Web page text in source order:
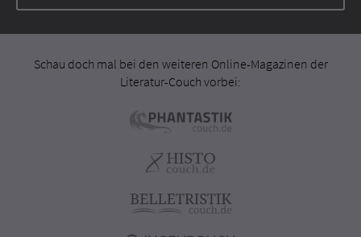
Schau doch mal bei den weiteren Online-Magazinen der
Literatur-Couch vorbei: